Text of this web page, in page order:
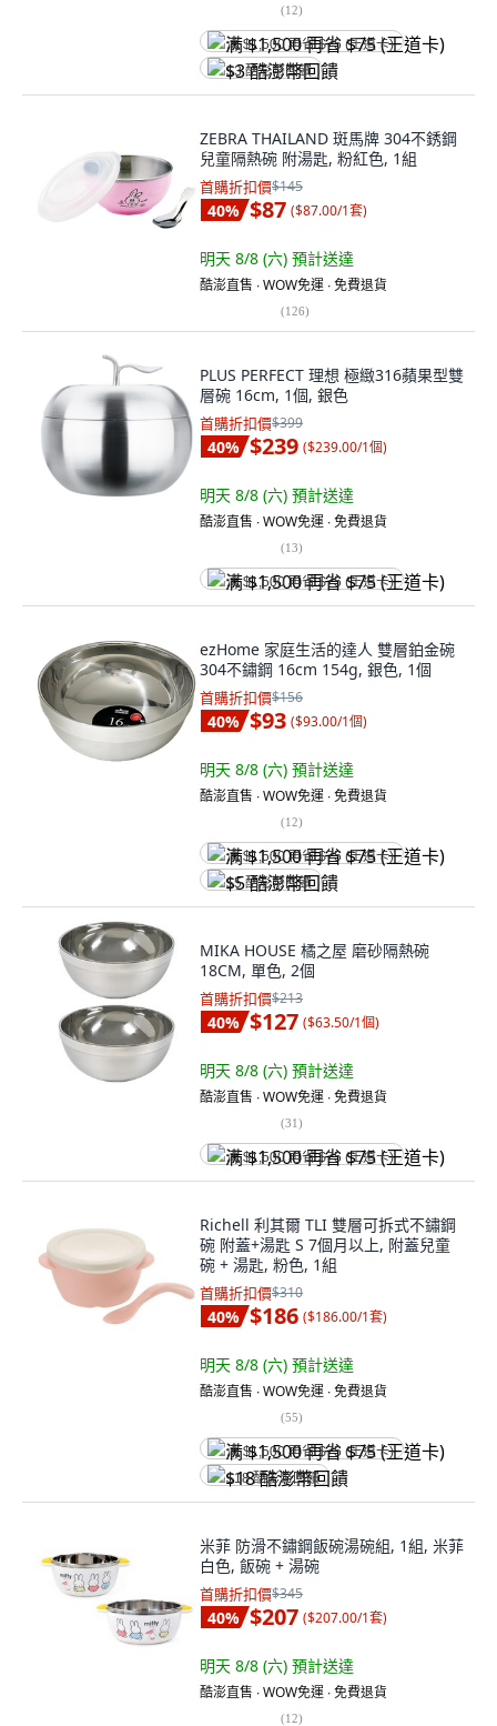
(12)
满 $1,500 再省 $75 (王道卡)
$3 酷澎幣回饋
ZEBRA THAILAND 斑馬牌 304不銹鋼
兒童隔熱碗 附湯匙, 粉紅色, 1組
首購折扣價$145
40% $87 ($87.00/1套)
明天 8/8 (六) 預計送達
酷澎直售 ∙ WOW免運 ∙ 免費退貨
(126)
PLUS PERFECT 理想 極緻316蘋果型雙
層碗 16cm, 1個, 銀色
首購折扣價$399
40% $239 ($239.00/1個)
明天 8/8 (六) 預計送達
酷澎直售 ∙ WOW免運 ∙ 免費退貨
(13)
满 $1,500 再省 $75 (王道卡)
ezHome 家庭生活的達人 雙層鉑金碗
304不鏽鋼 16cm 154g, 銀色, 1個
首購折扣價$156
40% $93 ($93.00/1個)
明天 8/8 (六) 預計送達
酷澎直售 ∙ WOW免運 ∙ 免費退貨
(12)
满 $1,500 再省 $75 (王道卡)
$5 酷澎幣回饋
MIKA HOUSE 橘之屋 磨砂隔熱碗
18CM, 單色, 2個
首購折扣價$213
40% $127 ($63.50/1個)
明天 8/8 (六) 預計送達
酷澎直售 ∙ WOW免運 ∙ 免費退貨
(31)
满 $1,500 再省 $75 (王道卡)
Richell 利其爾 TLI 雙層可拆式不鏽鋼
碗 附蓋+湯匙 S 7個月以上, 附蓋兒童
碗 + 湯匙, 粉色, 1組
首購折扣價$310
40% $186 ($186.00/1套)
明天 8/8 (六) 預計送達
酷澎直售 ∙ WOW免運 ∙ 免費退貨
(55)
满 $1,500 再省 $75 (王道卡)
$18 酷澎幣回饋
米菲 防滑不鏽鋼飯碗湯碗組, 1組, 米菲
白色, 飯碗 + 湯碗
首購折扣價$345
40% $207 ($207.00/1套)
明天 8/8 (六) 預計送達
酷澎直售 ∙ WOW免運 ∙ 免費退貨
(12)